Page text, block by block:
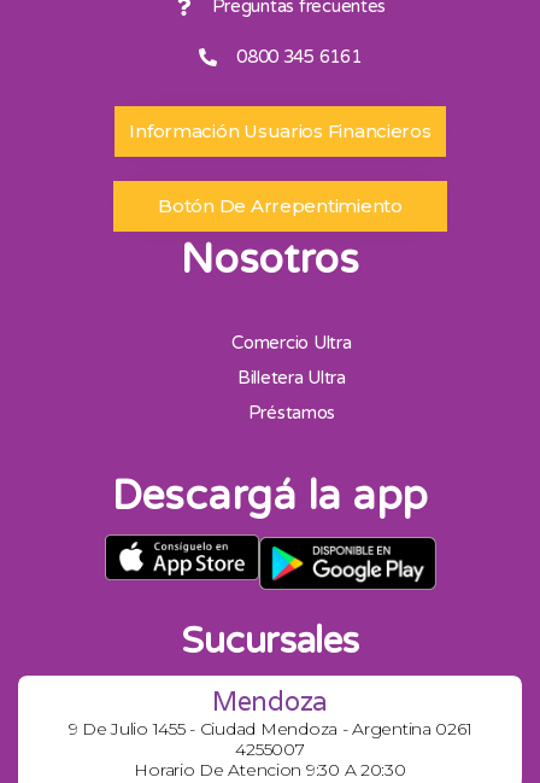
Preguntas frecuentes
0800 345 6161
Información Usuarios Financieros
Botón De Arrepentimiento
Nosotros
Comercio Ultra
Billetera Ultra
Préstamos
Descargá la app
Sucursales
Mendoza
9 De Julio 1455 - Ciudad Mendoza - Argentina 0261
4255007
Horario De Atencion 9:30 A 20:30